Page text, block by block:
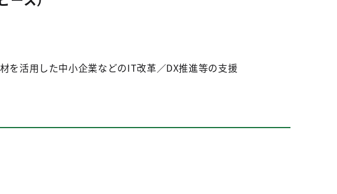
を活用した中小企業などのIT改革／DX推進等の支援